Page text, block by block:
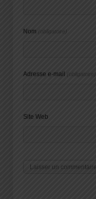
Nom (obligatoire)
Adresse e-mail (obligatoire)
Site Web